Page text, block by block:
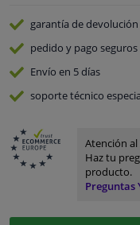
garantía de devolución
pedido y pago seguros
Envío en 5 días
soporte técnico
Atención al
Haz tu
producto.
Preguntas